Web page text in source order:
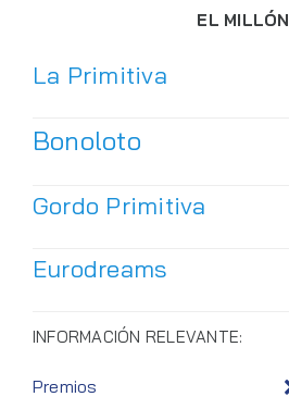
EL MILLÓN
La Primitiva
Bonoloto
Gordo Primitiva
Eurodreams
INFORMACIÓN RELEVANTE:
Premios